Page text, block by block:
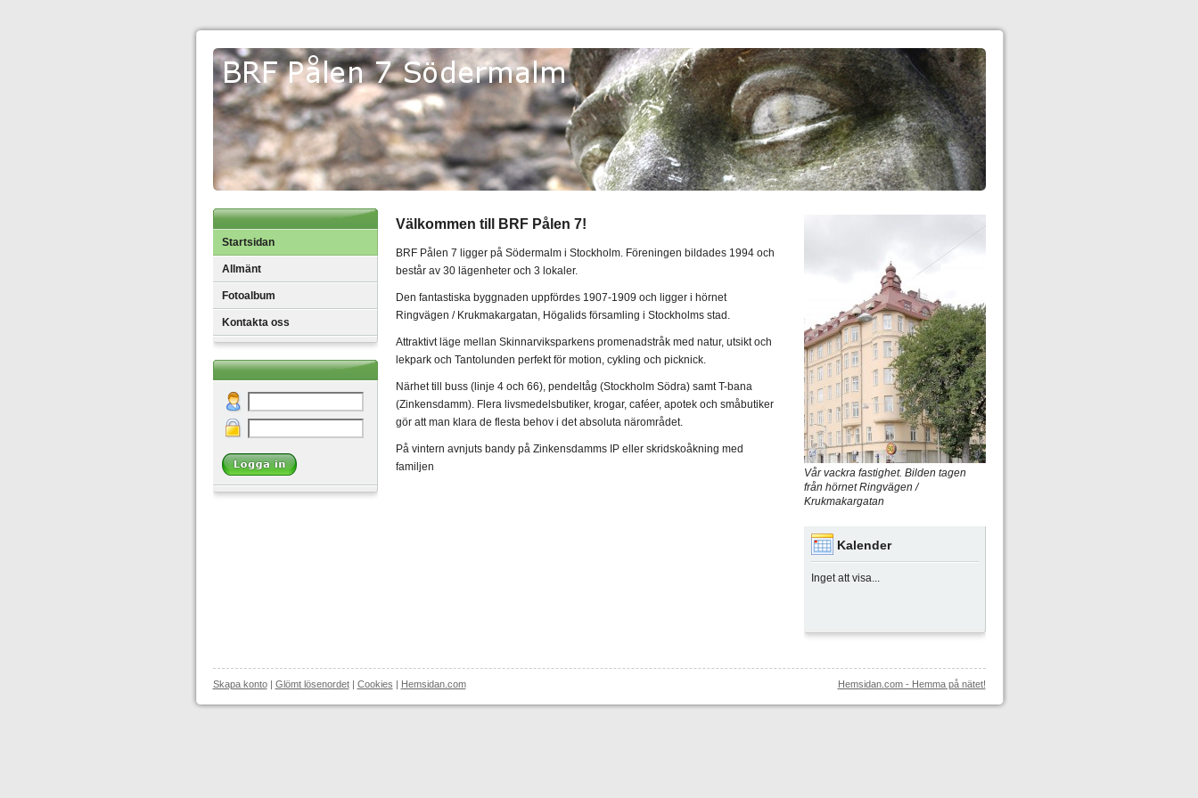
Startsidan
Allmänt
Fotoalbum
Kontakta oss
Välkommen till BRF Pålen 7!
BRF Pålen 7 ligger på Södermalm i Stockholm. Föreningen bildades 1994 och
består av 30 lägenheter och 3 lokaler.
Den fantastiska byggnaden uppfördes 1907-1909 och ligger i hörnet
Ringvägen / Krukmakargatan, Högalids församling i Stockholms stad.
Attraktivt läge mellan Skinnarviksparkens promenadstråk med natur, utsikt och
lekpark och Tantolunden perfekt för motion, cykling och picknick.
Närhet till buss (linje 4 och 66), pendeltåg (Stockholm Södra) samt T-bana
(Zinkensdamm). Flera livsmedelsbutiker, krogar, caféer, apotek och småbutiker
gör att man klara de flesta behov i det absoluta närområdet.
På vintern avnjuts bandy på Zinkensdamms IP eller skridskoåkning med
familjen
Vår vackra fastighet. Bilden tagen
från hörnet Ringvägen /
Krukmakargatan
Kalender
Inget att visa...
Skapa konto| Glömt lösenordet| Cookies | Hemsidan.com Hemsidan.com - Hemma på nätet!